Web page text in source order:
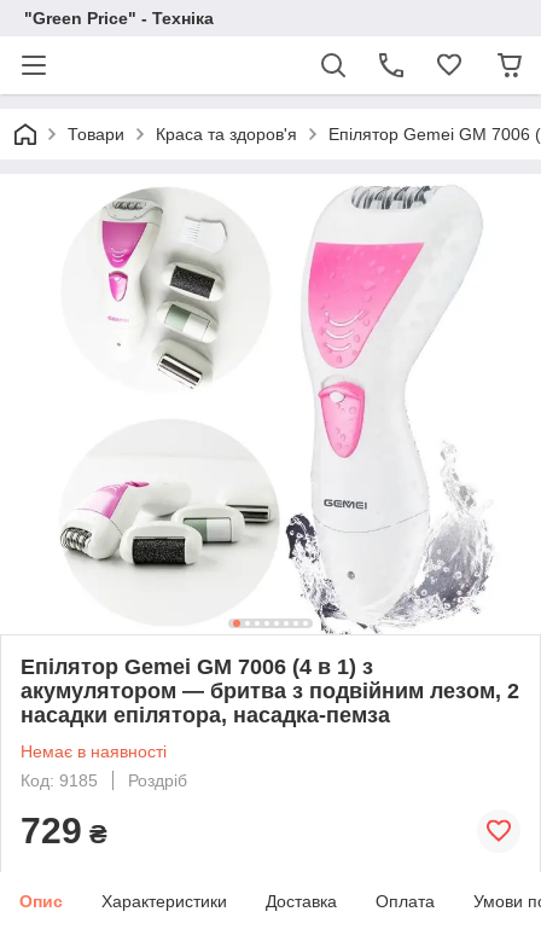
"Green Price" - Техніка
Товари Краса та здоров'я Епілятор Gemei GM 7006
Епілятор Gemei GM 7006 (4 в 1) з
акумулятором — бритва з подвійним лезом, 2
насадки епілятора, насадка-пемза
Немає в наявності
Код: 9185
Роздріб
729 ₴
Опис Характеристики Доставка Оплата Умови